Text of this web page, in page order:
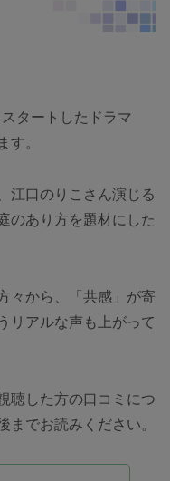
タートしたドラマ
す。
江口のりこさん演じる
のあり方を題材にした
々から、「共感」が寄
リアルな声も上がって
聴した方の口コミにつ
までお読みください。